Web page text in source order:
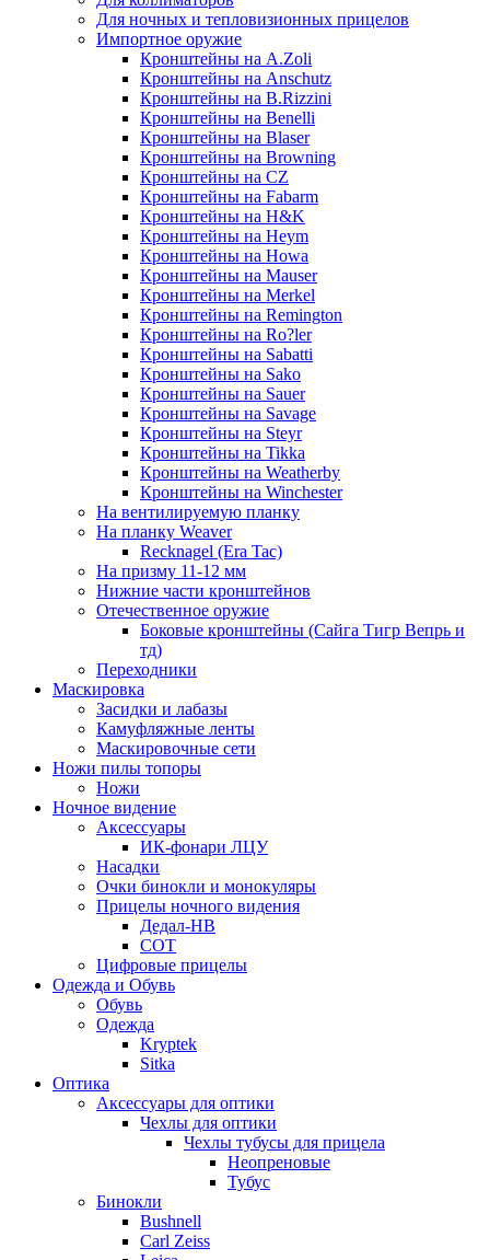
Для ночных и тепловизионных прицелов
Импортное оружие
Кронштейны на A.Zoli
Кронштейны на Anschutz
Кронштейны на B.Rizzini
Кронштейны на Benelli
Кронштейны на Blaser
Кронштейны на Browning
Кронштейны на CZ
Кронштейны на Fabarm
Кронштейны на H&K
Кронштейны на Heym
Кронштейны на Howa
Кронштейны на Mauser
Кронштейны на Merkel
Кронштейны на Remington
Кронштейны на Ro?ler
Кронштейны на Sabatti
Кронштейны на Sako
Кронштейны на Sauer
Кронштейны на Savage
Кронштейны на Steyr
Кронштейны на Tikka
Кронштейны на Weatherby
Кронштейны на Winchester
На вентилируемую планку
На планку Weaver
Recknagel (Era Tac)
На призму 11-12 мм
Нижние части кронштейнов
Отечественное оружие
Боковые кронштейны (Сайга Тигр Вепрь и
тд)
Переходники
Маскировка
Засидки и лабазы
Камуфляжные ленты
Маскировочные сети
Ножи пилы топоры
Ножи
Ночное видение
Аксессуары
ИК-фонари ЛЦУ
Насадки
Очки бинокли и монокуляры
Прицелы ночного видения
Дедал-НВ
СОТ
Цифровые прицелы
Одежда и Обувь
Обувь
Одежда
Kryptek
Sitka
Оптика
Аксессуары для оптики
Чехлы для оптики
Чехлы тубусы для прицела
Неопреновые
Тубус
Бинокли
Bushnell
Carl Zeiss